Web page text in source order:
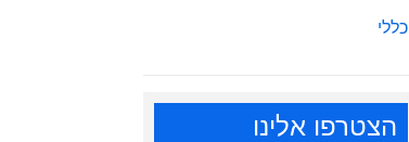
כללי
הצטרפו אלינו